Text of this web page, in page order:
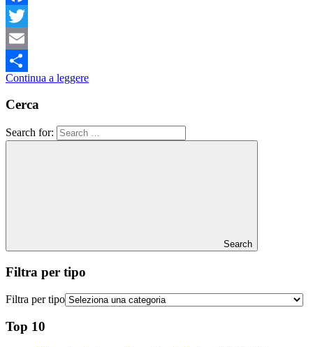
Facebook
Twitter
Email
Condividi
Continua a leggere
Cerca
Search for:
Search
Filtra per tipo
Filtra per tipo
Top 10